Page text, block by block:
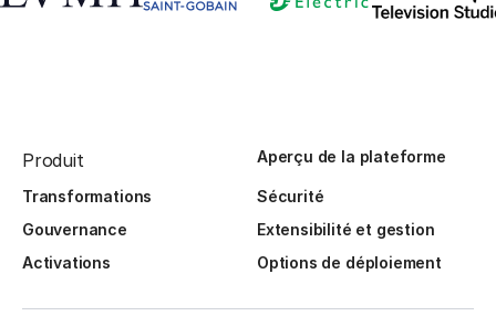
Produit Aperçu de la plateforme
Transformations
Sécurité
Gouvernance
Extensibilité et gestion
Activations
Options de déploiement